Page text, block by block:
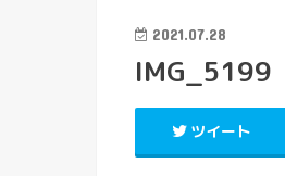
2021.07.28
IMG_5199
ツイート